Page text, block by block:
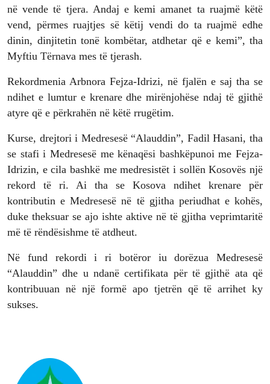
në vende të tjera. Andaj e kemi amanet ta ruajmë këtë
vend, përmes ruajtjes së këtij vendi do ta ruajmë edhe
dinin, dinjitetin tonë kombëtar, atdhetar që e kemi”, tha
Myftiu Tërnava mes të tjerash.
Rekordmenia Arbnora Fejza-Idrizi, në fjalën e saj tha se
ndihet e lumtur e krenare dhe mirënjohëse ndaj të gjithë
atyre që e përkrahën në këtë rrugëtim.
Kurse, drejtori i Medresesë “Alauddin”, Fadil Hasani, tha
se stafi i Medresesë me kënaqësi bashkëpunoi me Fejza-
Idrizin, e cila bashkë me medresistët i sollën Kosovës një
rekord të ri. Ai tha se Kosova ndihet krenare për
kontributin e Medresesë në të gjitha periudhat e kohës,
duke theksuar se ajo ishte aktive në të gjitha veprimtaritë
më të rëndësishme të atdheut.
Në fund rekordi i ri botëror iu dorëzua Medresesë
“Alauddin” dhe u ndanë certifikata për të gjithë ata që
kontribuuan në një formë apo tjetrën që të arrihet ky
sukses.